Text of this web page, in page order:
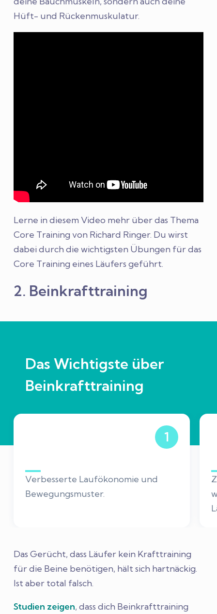
Hüft- und Rückenmuskulatur.
Lerne in diesem Video mehr über das Thema
Core Training von Richard Ringer. Du wirst
dabei durch die wichtigsten Übungen für das
Core Training eines Läufers geführt.
2. Beinkrafttraining
Das Wichtigste über
Beinkrafttraining
1
Verbesserte Laufökonomie und
Bewegungsmuster.
Das Gerücht, dass Läufer kein Krafttraining
für die Beine benötigen, hält sich hartnäckig.
Ist aber total falsch.
Studien zeigen, dass dich Beinkrafttraining